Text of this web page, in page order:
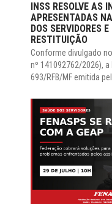
INSS RESOLVE AS
APRESENTADAS
DOS SERVIDORES
RESTITUIÇÃO
Conforme divulgado
nº 141092762/2026), a
693/RFB/MF emitida